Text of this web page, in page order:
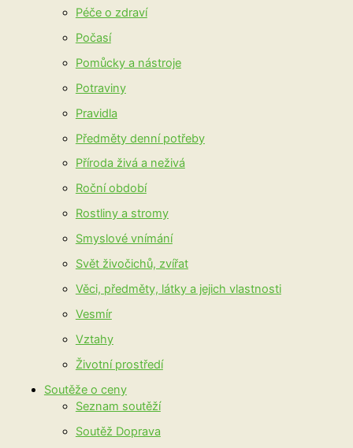
Péče o zdraví
Počasí
Pomůcky a nástroje
Potraviny
Pravidla
Předměty denní potřeby
Příroda živá a neživá
Roční období
Rostliny a stromy
Smyslové vnímání
Svět živočichů, zvířat
Věci, předměty, látky a jejich vlastnosti
Vesmír
Vztahy
Životní prostředí
Soutěže o ceny
Seznam soutěží
Soutěž Doprava